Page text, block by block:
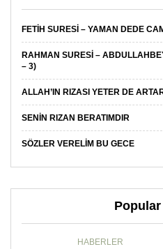
FETIH SURESI – YAMAN DEDE
RAHMAN SURESI –
– 3)
ALLAH’IN RIZASI YETER DE
SENIN RIZAN BERATIMDIR
SÖZLER VERELIM BU GECE
HABERLER